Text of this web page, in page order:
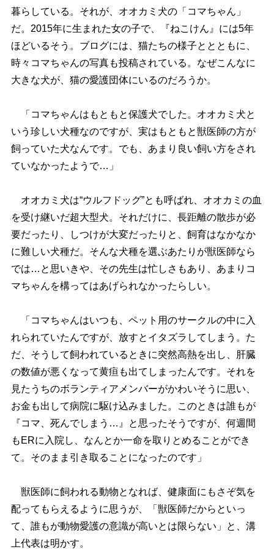
暮らしている。それが、オオカミ犬の「コマちゃん」
だ。2015年に生まれた女の子で、『ねこけん』には5年
ほどいるそう。ブログには、猫たちの様子ととともに、
時々コマちゃんの写真も投稿されている。なぜこんなに
大きな犬が、猫の愛護団体にいるのだろうか。
「コマちゃんはもともと保護犬でした。オオカミ犬と
いう珍しい犬種なのですが、実はもともと獣医師の方が
飼っていた犬なんです。でも、あまり良い飼い方をされ
ていなかったようで…」
オオカミ犬は“ウルフドッグ”とも呼ばれ、オオカミの血
を受け継いだ超大型犬。それだけに、長距離の散歩が必
要だったり、しつけが大変だったりと、飼育はなかなか
に難しい犬種だ。そんな犬種を選ぶあたりが獣医師なら
では…と思いきや、その先生は忙しさもあり、あまりコ
マちゃんを構ってはあげられなかったらしい。
「コマちゃんはいつも、ペット用のサークルの中に入
れられていたんですが、放すとイタズラしてしまう。た
だ、そうして飼われているときに突然高熱を出し、肝臓
の数値が悪くなって黄疸も出てしまったんです。それを
見たうちのボランティアメンバーがかわいそうに思い、
お金も出して病院に駆け込みました。このときは誰もが
『コマ、死んでしまう…』と思ったそうですが、何週間
もERに入院し、なんとか一命を取りとめることができ
て。そのまま引き取ることになったのです」
獣医師に飼われる動物となれば、健康面にもさぞ気を
配ってもらえるように思うが、「獣医師だからといっ
て、誰もが動物愛護の意識が高いとは限らない」と、溝
上代表は明かす。